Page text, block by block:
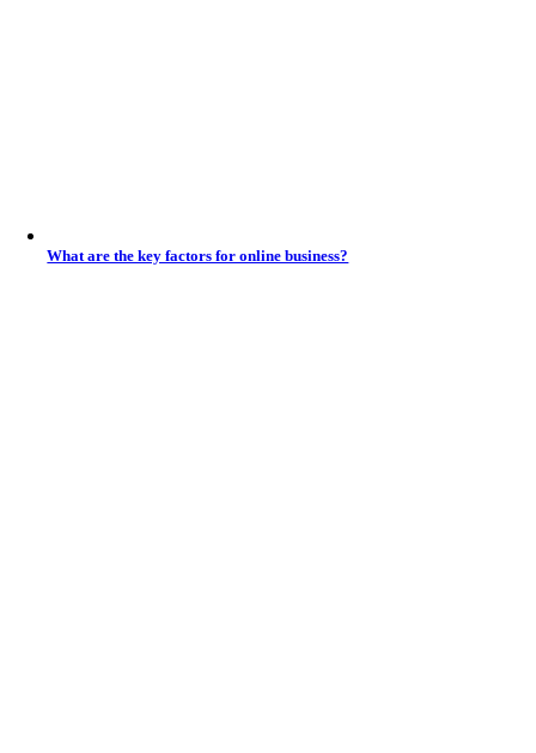
What are the key factors for online business?